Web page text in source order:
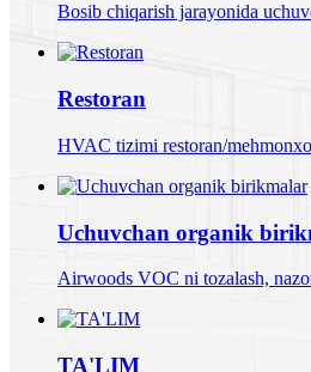
Bosib chiqarish jarayonida
Restoran
HVAC tizimi restoran/
Uchuvchan organik
Airwoods VOC ni tozalash,
TA'LIM